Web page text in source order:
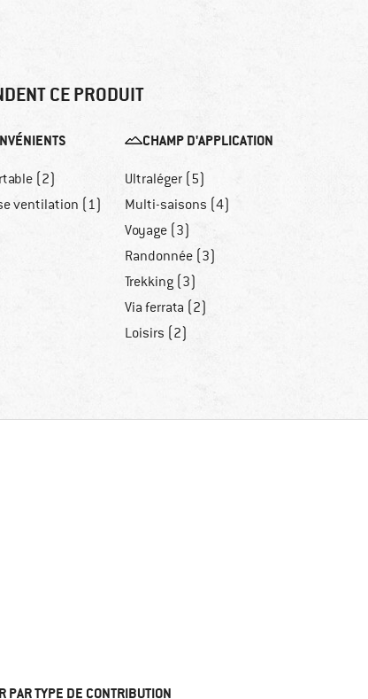
CE PRODUIT
(2)
ventilation (1)
CHAMP D'APPLICATION
Ultraléger (5)
Multi-saisons (4)
Voyage (3)
Randonnée (3)
Trekking (3)
Via ferrata (2)
Loisirs (2)
PAR TYPE DE CONTRIBUTION